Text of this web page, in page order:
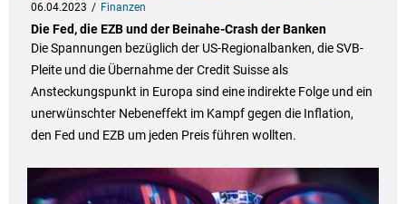
06.04.2023 Finanzen
Die Fed, die EZB und der Beinahe-Crash der Banken
Die Spannungen bezüglich der US-Regionalbanken, die SVB-
Pleite und die Übernahme der Credit Suisse als
Ansteckungspunkt in Europa sind eine indirekte Folge und ein
unerwünschter Nebeneffekt im Kampf gegen die Inflation,
den Fed und EZB um jeden Preis führen wollten.